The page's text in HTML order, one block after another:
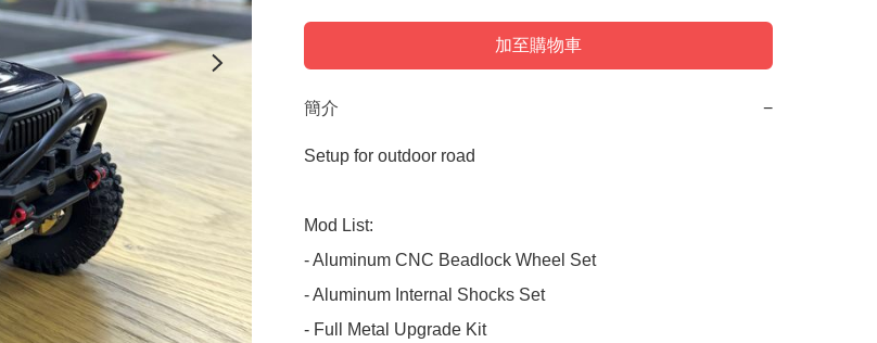
加至購物車
簡介 −
Setup for outdoor road
Mod List:
- Aluminum CNC Beadlock Wheel Set
- Aluminum Internal Shocks Set
- Full Metal Upgrade Kit